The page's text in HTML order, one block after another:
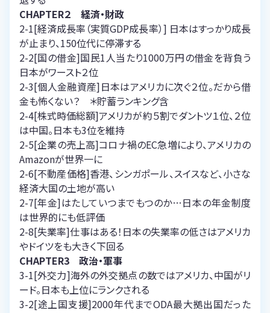
CHAPTER２ 経済・財政
2-1[経済成長率（実質GDP成長率）] 日本はすっかり成長
が止まり、150位代に停滞する
2-2[国の借金]国民1人当たり1000万円の借金を背負う
日本がワースト２位
2-3[個人金融資産]日本はアメリカに次ぐ２位。だから借
金も怖くない？ ＊貯蓄ランキング含
2-4[株式時価総額]アメリカが約５割でダントツ１位、２位
は中国。日本も3位を維持
2-5[企業の売上高]コロナ禍のEC急増により、アメリカの
Amazonが世界一に
2-6[不動産価格]香港、シンガポール、スイスなど、小さな
経済大国の土地が高い
2-7[年金]はたしていつまでもつのか…日本の年金制度
は世界的にも低評価
2-8[失業率]仕事はある！日本の失業率の低さはアメリカ
やドイツをも大きく下回る
CHAPTER3 政治・軍事
3-1[外交力]海外の外交拠点の数ではアメリカ、中国がリ
ード。日本も上位にランクされる
3-2[途上国支援]2000年代までODA最大拠出国だった